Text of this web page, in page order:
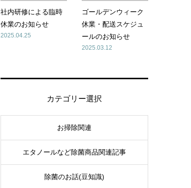
社内研修による臨時
休業のお知らせ
2025.04.25
ゴールデンウィーク
休業・配送スケジュ
ールのお知らせ
2025.03.12
カテゴリー選択
お掃除関連
エタノールなど除菌商品関連記事
除菌のお話(豆知識)